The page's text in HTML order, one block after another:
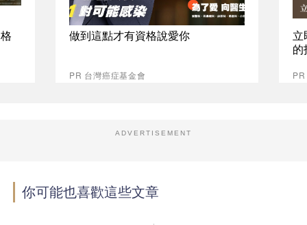
做到這點才有資格說愛你
PR 台灣癌症基金會
的
ADVERTISEMENT
你可能也喜歡這些文章